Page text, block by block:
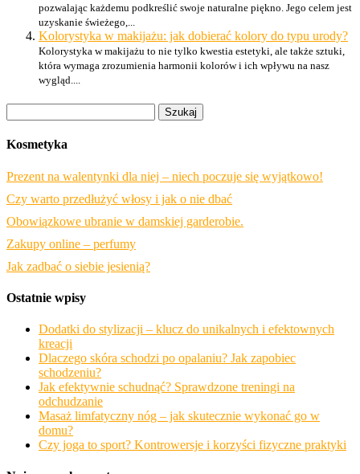
pozwalając każdemu podkreślić swoje naturalne piękno. Jego celem jest
uzyskanie świeżego,...
Kolorystyka w makijażu: jak dobierać kolory do typu urody?
Kolorystyka w makijażu to nie tylko kwestia estetyki, ale także sztuki,
która wymaga zrozumienia harmonii kolorów i ich wpływu na nasz
wygląd....
Kosmetyka
Prezent na walentynki dla niej – niech poczuje się wyjątkowo!
Czy warto przedłużyć włosy i jak o nie dbać
Obowiązkowe ubranie w damskiej garderobie.
Zakupy online – perfumy
Jak zadbać o siebie jesienią?
Ostatnie wpisy
Dodatki do stylizacji – klucz do unikalnych i efektownych
kreacji
Dlaczego skóra schodzi po opalaniu? Jak zapobiec
schodzeniu?
Jak efektywnie schudnąć? Sprawdzone treningi na
odchudzanie
Masaż limfatyczny nóg – jak skutecznie wykonać go w
domu?
Czy joga to sport? Kontrowersje i korzyści fizyczne praktyki